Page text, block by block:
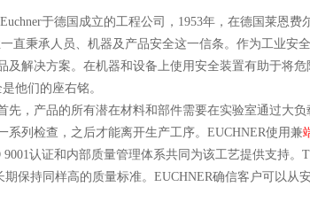
于德国成立的工程公司，1953年，在德国莱恩费
直秉承人员、机器及产品安全这一信条。作为工业安
解决方案。在机器和设备上使用安全装置有助于将
他们的座右铭。
，产品的所有潜在材料和部件需要在实验室通过大负
列检查，之后才能离开生产工序。EUCHNER使用兼
认证和内部质量管理体系共同为该工艺提供支持。
保持同样高的质量标准。EUCHNER确信客户可以从